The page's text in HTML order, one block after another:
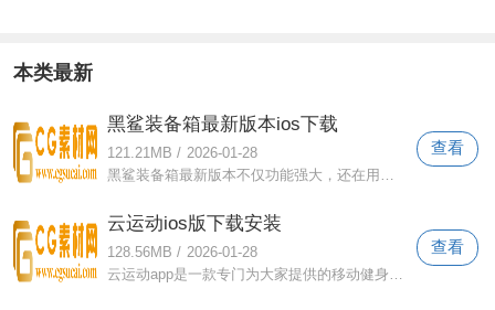
本类最新
黑鲨装备箱最新版本ios下载
121.21MB / 2026-01-28
查看
云运动ios版下载安装
128.56MB / 2026-01-28
查看